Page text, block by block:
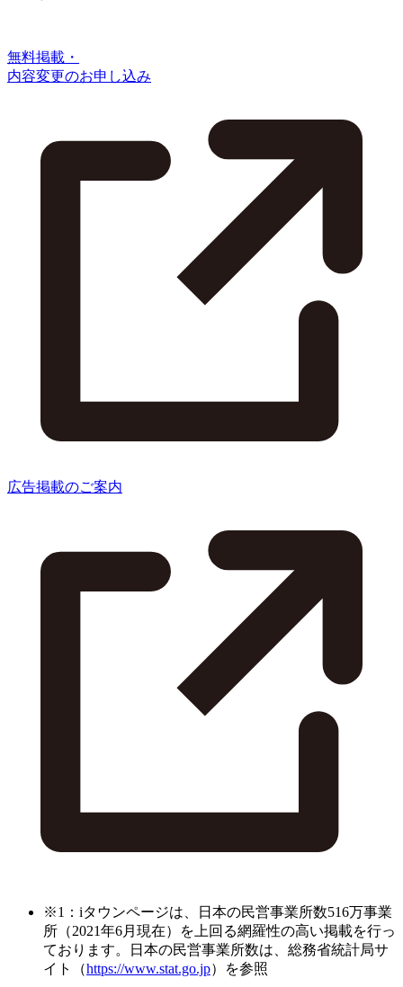
無料掲載・
内容変更のお申し込み
広告掲載のご案内
※1：iタウンページは、日本の民営事業所数516万事業
所（2021年6月現在）を上回る網羅性の高い掲載を行っ
ております。日本の民営事業所数は、総務省統計局サ
イト（https://www.stat.go.jp）を参照